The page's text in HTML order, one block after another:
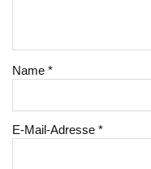
Name*
E-Mail-Adresse*